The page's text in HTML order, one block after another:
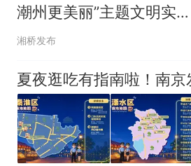
母瘫痪 轰-6J
空调24小时
5万的小车卖
的抢着买
热 十多万人
全部作废，公
潮州更美丽”主题文明实践
活动
湘桥发布
夏夜逛吃有指南啦！南京